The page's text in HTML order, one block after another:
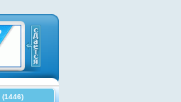
(1446)